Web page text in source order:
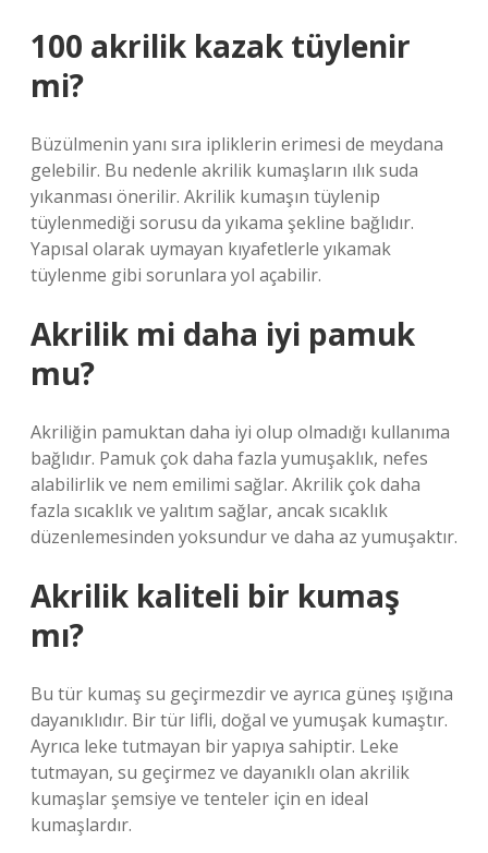
100 akrilik kazak tüylenir
mi?
Büzülmenin yanı sıra ipliklerin erimesi de meydana
gelebilir. Bu nedenle akrilik kumaşların ılık suda
yıkanması önerilir. Akrilik kumaşın tüylenip
tüylenmediği sorusu da yıkama şekline bağlıdır.
Yapısal olarak uymayan kıyafetlerle yıkamak
tüylenme gibi sorunlara yol açabilir.
Akrilik mi daha iyi pamuk
mu?
Akriliğin pamuktan daha iyi olup olmadığı kullanıma
bağlıdır. Pamuk çok daha fazla yumuşaklık, nefes
alabilirlik ve nem emilimi sağlar. Akrilik çok daha
fazla sıcaklık ve yalıtım sağlar, ancak sıcaklık
düzenlemesinden yoksundur ve daha az yumuşaktır.
Akrilik kaliteli bir kumaş
mı?
Bu tür kumaş su geçirmezdir ve ayrıca güneş ışığına
dayanıklıdır. Bir tür lifli, doğal ve yumuşak kumaştır.
Ayrıca leke tutmayan bir yapıya sahiptir. Leke
tutmayan, su geçirmez ve dayanıklı olan akrilik
kumaşlar şemsiye ve tenteler için en ideal
kumaşlardır.